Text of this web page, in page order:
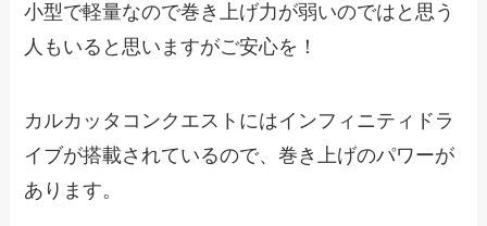
小型で軽量なので巻き上げ力が弱いのではと思う
人もいると思いますがご安心を！
カルカッタコンクエストにはインフィニティドラ
イブが搭載されているので、巻き上げのパワーが
あります。